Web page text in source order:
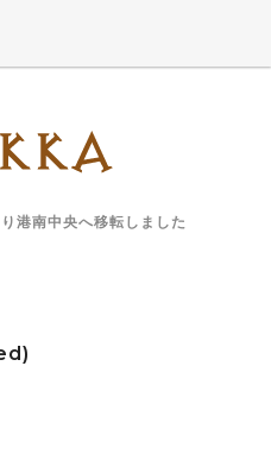
港南中央へ移転しました